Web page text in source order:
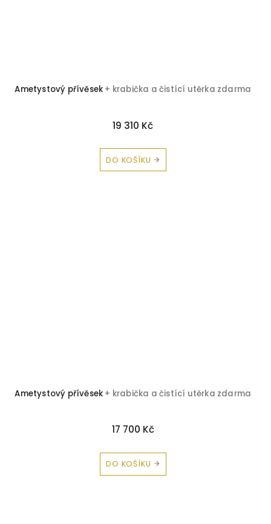
Ametystový přívěsek + krabička a čistící utěrka zdarma
19 310 Kč
DO KOŠÍKU
Ametystový přívěsek + krabička a čistící utěrka zdarma
17 700 Kč
DO KOŠÍKU